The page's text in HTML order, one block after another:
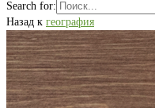
Search for:
Назад к география